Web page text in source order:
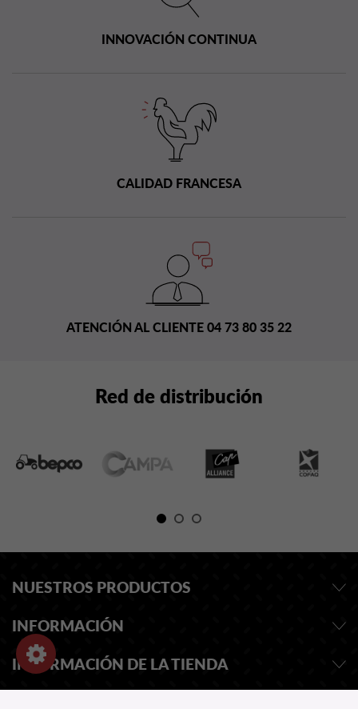
INNOVACIÓN CONTINUA
CALIDAD FRANCESA
ATENCIÓN AL CLIENTE 04 73 80 35 22
Red de distribución
NUESTROS PRODUCTOS
INFORMACIÓN
INFORMACIÓN DE LA TIENDA